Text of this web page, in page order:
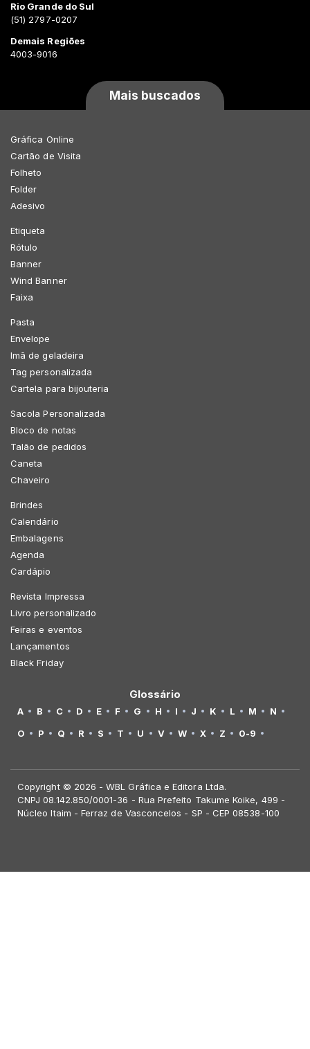
Rio Grande do Sul
(51) 2797-0207
Demais Regiões
4003-9016
Mais buscados
Gráfica Online
Cartão de Visita
Folheto
Folder
Adesivo
Etiqueta
Rótulo
Banner
Wind Banner
Faixa
Pasta
Envelope
Imã de geladeira
Tag personalizada
Cartela para bijouteria
Sacola Personalizada
Bloco de notas
Talão de pedidos
Caneta
Chaveiro
Brindes
Calendário
Embalagens
Agenda
Cardápio
Revista Impressa
Livro personalizado
Feiras e eventos
Lançamentos
Black Friday
Glossário
A B C D E F G H I J K L M
N
O
P Q R S T U V W X Z 0-9
Copyright © 2026 - WBL Gráfica e Editora Ltda.
CNPJ 08.142.850/0001-36 - Rua Prefeito Takume Koike, 499 -
Núcleo Itaim - Ferraz de Vasconcelos - SP - CEP 08538-100